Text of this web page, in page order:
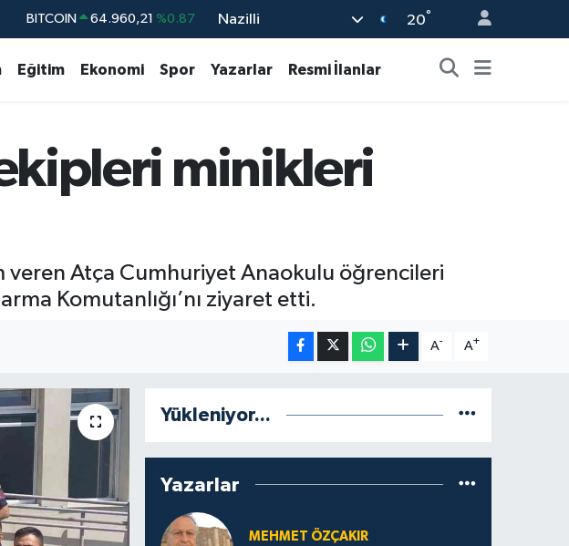
BITCOIN 64.960,21 %0.87
GRAM ALTIN 6648.99 %2.59
BİST100 13.779 %-14
Nazilli 20°
Eğitim Ekonomi Spor Yazarlar Resmi İlanlar
minikleri
veren Atça Cumhuriyet Anaokulu öğrencileri
Komutanlığı’nı ziyaret etti.
A- A+
Yükleniyor...
Yazarlar
MEHMET ÖZÇAKIR